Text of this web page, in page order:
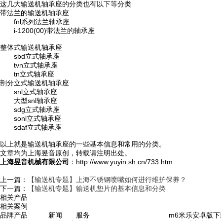
这几大输送机轴承座的分类也有以下等分类
带法兰的输送机轴承座
fnl系列法兰轴承座
i-1200(00)带法兰的轴承座
整体式输送机轴承座
sbd立式轴承座
tvn立式轴承座
tn立式轴承座
剖分立式输送机轴承座
snl立式轴承座
大型snl轴承座
sdg立式轴承座
sonl立式轴承座
sdaf立式轴承座
以上就是输送机轴承座的一些基本信息和常用的分类。
文章均为上海昱音原创，转载请注明出处。
上海昱音机械有限公司 ：http://www.yuyin.sh.cn/733.htm
上一篇：
【输送机专题】上海不锈钢喷嘴如何进行维护保养？
下一篇：
【输送机专题】输送机垫片的基本信息和分类
相关产品
相关案例
品牌产品
新闻
服务
m6米乐安卓版